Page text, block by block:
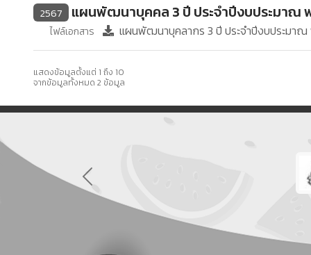
2567 แผนพัฒนาบุคคล 3 ปี ประจำปีงบประมาณ
ไฟล์เอกสาร แผนพัฒนาบุคลากร 3 ปี ประจำปีงบประมา
แสดงข้อมูลตั้งแต่ 1 ถึง 10
จากข้อมูลทั้งหมด 2 ข้อมูล
Previous